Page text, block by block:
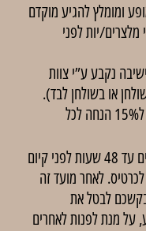
ומומלץ להגיע מוקדם
יות לפני
נקבע ע”י צוות
או בשולחן לבד).
עם כל רכישת כרטיס ישלח קוד קופון ל15% הנחה לכל
באירועים בתשלום, ניתן לבטל כרטיסים עד 48 שעות לפני קיום
לדמי ביטול בסך 5 ₪ לכרטיס. לאחר מועד זה
לבטל את
על מנת לפנות לאחרים